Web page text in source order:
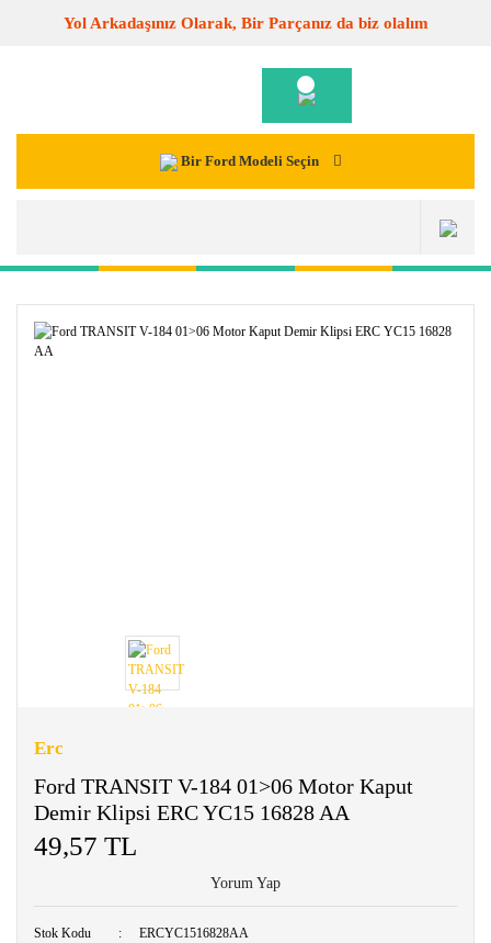
Yol Arkadaşınız Olarak, Bir Parçanız da biz olalım
Bir Ford Modeli Seçin
Erc
Ford TRANSIT V-184 01>06 Motor Kaput
Demir Klipsi ERC YC15 16828 AA
49,57 TL
Yorum Yap
Stok Kodu ERCYC1516828AA